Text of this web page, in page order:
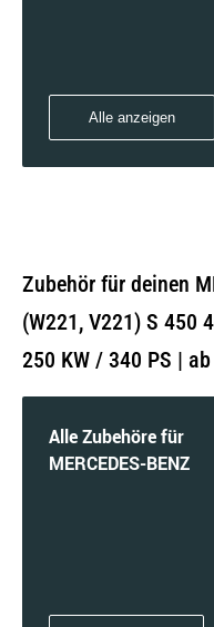
Alle anzeigen
Zubehör für deinen
(W221, V221) S 450
250 KW / 340 PS |
Alle Zubehöre für
MERCEDES-BENZ